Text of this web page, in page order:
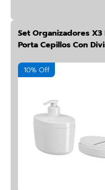
Set Organizadores
Porta Cepillos Con
10% Off